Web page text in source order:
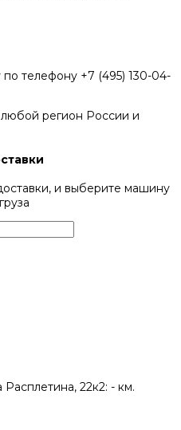
телефону +7 (495) 130-04-
регион России и
и выберите машину
22к2: - км.